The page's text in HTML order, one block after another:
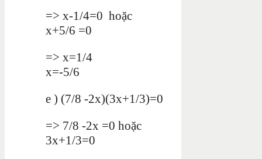
=> x-1/4=0 hoặc
x+5/6 =0
=> x=1/4
x=-5/6
e ) (7/8 -2x)(3x+1/3)=0
=> 7/8 -2x =0 hoặc
3x+1/3=0